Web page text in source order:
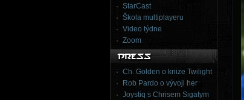
StarCast
Škola multiplayeru
Video týdne
Zoom
Ch. Golden o knize Twilight
Rob Pardo o vývoji her
Joystiq s Chrisem Sigatym